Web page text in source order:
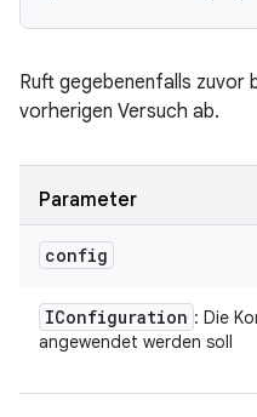
Ruft gegebenenfalls zuvor
vorherigen Versuch ab.
Parameter
config
IConfiguration : Die
angewendet werden soll